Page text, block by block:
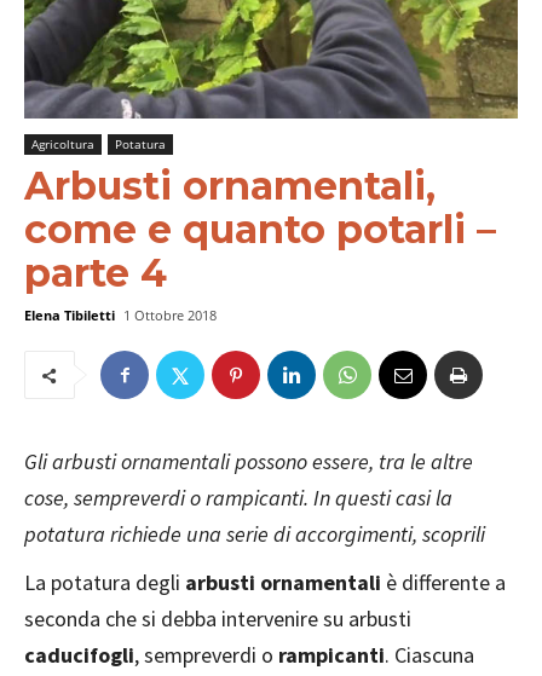
Agricoltura Potatura
Arbusti ornamentali,
come e quanto potarli –
parte 4
Elena Tibiletti 1 Ottobre 2018
Gli arbusti ornamentali possono essere, tra le altre
cose, sempreverdi o rampicanti. In questi casi la
potatura richiede una serie di accorgimenti, scoprili
La potatura degli arbusti ornamentali è differente a
seconda che si debba intervenire su arbusti
caducifogli, sempreverdi o rampicanti. Ciascuna